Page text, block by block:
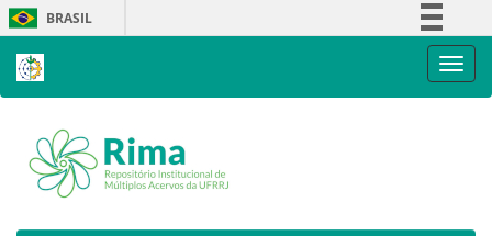
Skip
navigation
BRASIL